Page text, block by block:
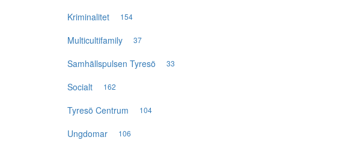
Kriminalitet 154
Multicultifamily 37
Samhällspulsen Tyresö 33
Socialt 162
Tyresö Centrum 104
Ungdomar 106